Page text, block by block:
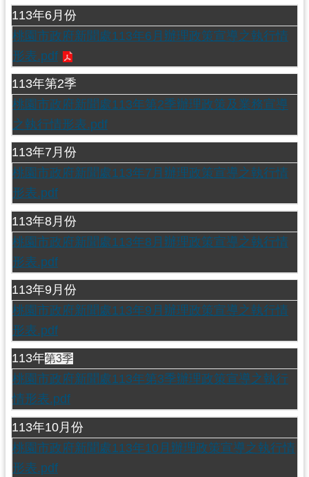
頁
網
站
導
覽
市
政
信
箱
常
見
問
答
桃
園
市
政
府
入
口
網
隱
私
權
政
113年6月份
桃園市政府新聞處113年6月辦理政策宣導之執行情
形表.pdf
113年第2季
桃園市政府新聞處113年第2季辦理政策及業務宣導
之執行情形表.pdf
113年7月份
桃園市政府新聞處113年7月辦理政策宣導之執行情
形表.pdf
113年8月份
桃園市政府新聞處113年8月辦理政策宣導之執行情
形表.pdf
113年9月份
桃園市政府新聞處113年9月辦理政策宣導之執行情
形表.pdf
113年第3季
桃園市政府新聞處113年第3季辦理政策宣導之執行
情形表.pdf
113年10月份
桃園市政府新聞處113年10月辦理政策宣導之執行情
形表.pdf